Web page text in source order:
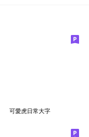
可愛虎日常大字